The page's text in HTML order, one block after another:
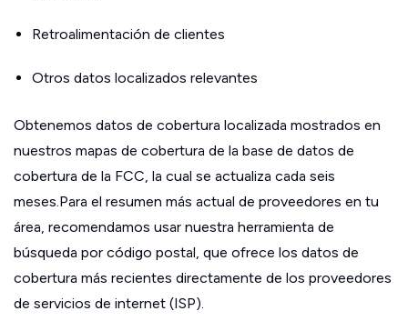
Retroalimentación de clientes
Otros datos localizados relevantes
Obtenemos datos de cobertura localizada mostrados en
nuestros mapas de cobertura de la base de datos de
cobertura de la FCC, la cual se actualiza cada seis
meses.Para el resumen más actual de proveedores en tu
área, recomendamos usar nuestra herramienta de
búsqueda por código postal, que ofrece los datos de
cobertura más recientes directamente de los proveedores
de servicios de internet (ISP).